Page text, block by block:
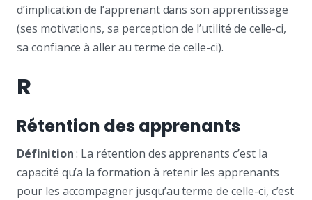
d’implication de l’apprenant dans son apprentissage
(ses motivations, sa perception de l’utilité de celle-ci,
sa confiance à aller au terme de celle-ci).
R
Rétention des apprenants
Définition: La rétention des apprenants c’est la
capacité qu’a la formation à retenir les apprenants
pour les accompagner jusqu’au terme de celle-ci, c’est